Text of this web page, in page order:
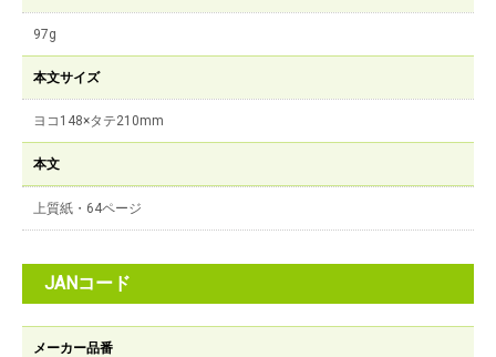
97g
本文サイズ
ヨコ148×タテ210mm
本文
上質紙・64ページ
JANコード
メーカー品番